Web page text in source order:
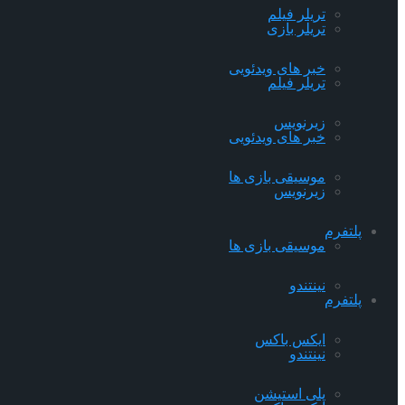
تریلر فیلم
خبر های ویدئویی
زیرنویس
موسیقی بازی ها
پلتفرم
نینتندو
ایکس باکس
پلی استیشن
تریلر بازی
تریلر فیلم
خبر های ویدئویی
زیرنویس
موسیقی بازی ها
پلتفرم
نینتندو